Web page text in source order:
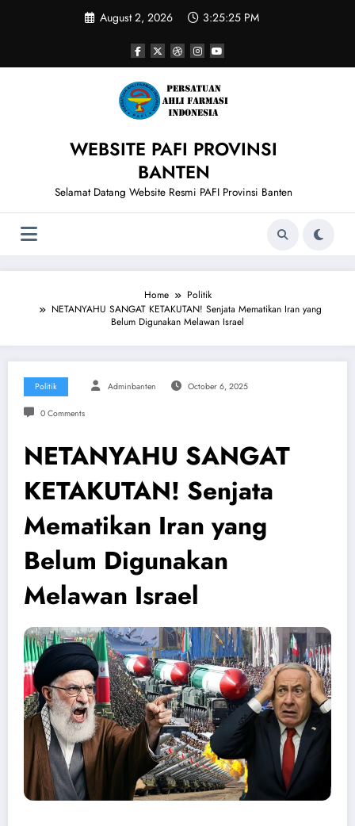
August 2, 2026 3:25:26 PM
WEBSITE PAFI PROVINSI
BANTEN
Selamat Datang Website Resmi PAFI Provinsi Banten
Home
Politik
NETANYAHU SANGAT KETAKUTAN! Senjata Mematikan Iran yang
Belum Digunakan Melawan Israel
Politik Adminbanten October 6, 2025
0 Comments
NETANYAHU SANGAT
KETAKUTAN! Senjata
Mematikan Iran yang
Belum Digunakan
Melawan Israel